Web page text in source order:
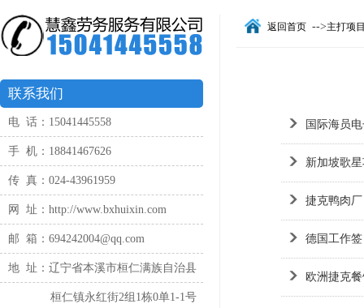
联系我们
电 话：15041445558
手 机：18841467626
传 真：024-43961959
网 址：http://www.bxhuixin.com
邮 箱：694242004@qq.com
地 址：辽宁省本溪市桓仁满族自治县
桓仁镇永红街2组1栋0单1-1号
返回首页 -->主打项
国际海员
新加坡歌
捷克鸭肉厂
德国工作签
欧洲捷克